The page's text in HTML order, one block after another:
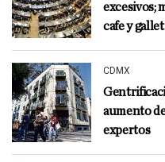
excesivos;
cafe y
CDMX
aumento
expertos